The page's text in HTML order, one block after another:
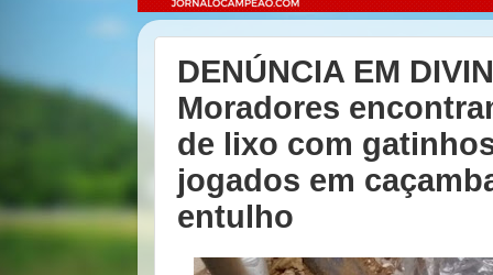
DENÚNCIA EM
Moradores
de lixo com
jogados em
entulho